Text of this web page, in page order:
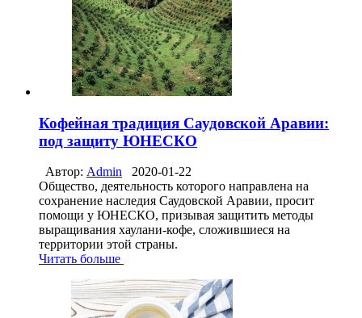
Кофейная традиция Саудовской Аравии:
под защиту ЮНЕСКО
Автор: Admin
2020-01-22
Общество, деятельность которого направлена на
сохранение наследия Саудовской Аравии, просит
помощи у ЮНЕСКО, призывая защитить методы
выращивания хаулани-кофе, сложившиеся на
территории этой страны.
Читать больше